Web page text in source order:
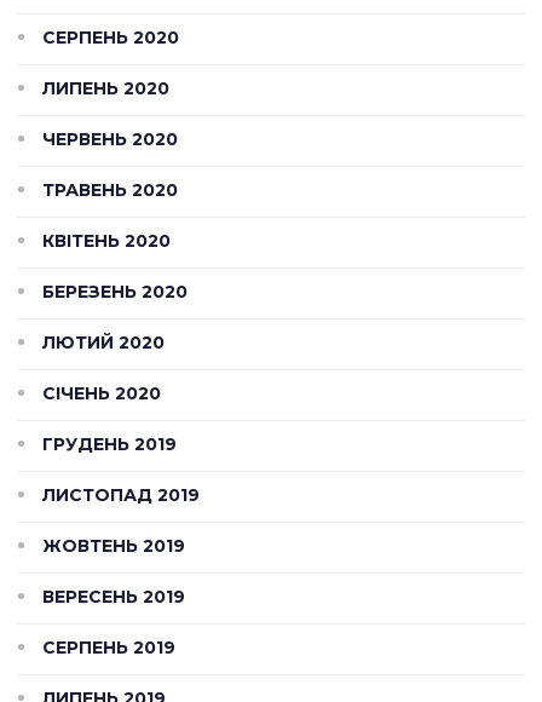
СЕРПЕНЬ 2020
ЛИПЕНЬ 2020
ЧЕРВЕНЬ 2020
ТРАВЕНЬ 2020
КВІТЕНЬ 2020
БЕРЕЗЕНЬ 2020
ЛЮТИЙ 2020
СІЧЕНЬ 2020
ГРУДЕНЬ 2019
ЛИСТОПАД 2019
ЖОВТЕНЬ 2019
ВЕРЕСЕНЬ 2019
СЕРПЕНЬ 2019